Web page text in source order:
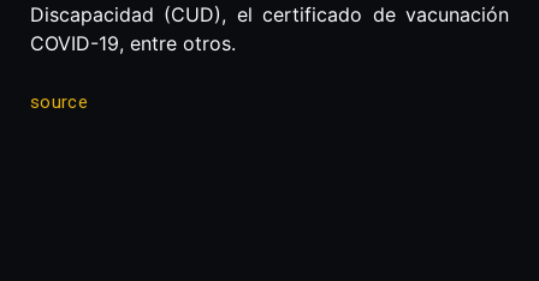
Discapacidad (CUD), el certificado de vacunación
COVID-19, entre otros.
source